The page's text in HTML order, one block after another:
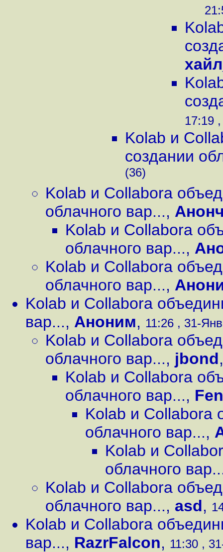
17:19
Kolab и
создании
(36)
Kolab и Collabora
облачного вар...,
Kolab и Collabora
облачного вар...,
Kolab и Collabora
облачного вар...,
Kolab и Collabora
вар..., Аноним, 11:26 , 31-
Kolab и Collabora
облачного вар..., jbond
Kolab и Collabora
облачного вар...,
Kolab и Collabora
облачного вар...,
Kolab и
облачного
Kolab и Collabora
облачного вар..., asd,
Kolab и Collabora
вар..., RazrFalcon, 11:30 ,